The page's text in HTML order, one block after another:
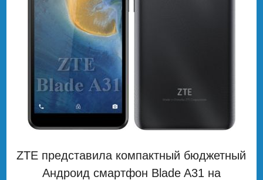
ZTE представила компактный бюджетный
Андроид смартфон Blade A31 на